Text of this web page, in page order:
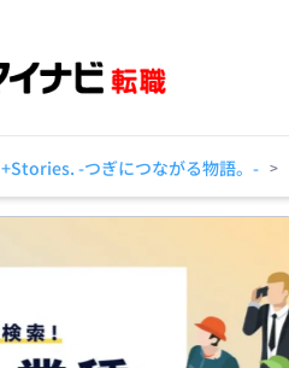
+Stories. -つぎにつながる物語。- >